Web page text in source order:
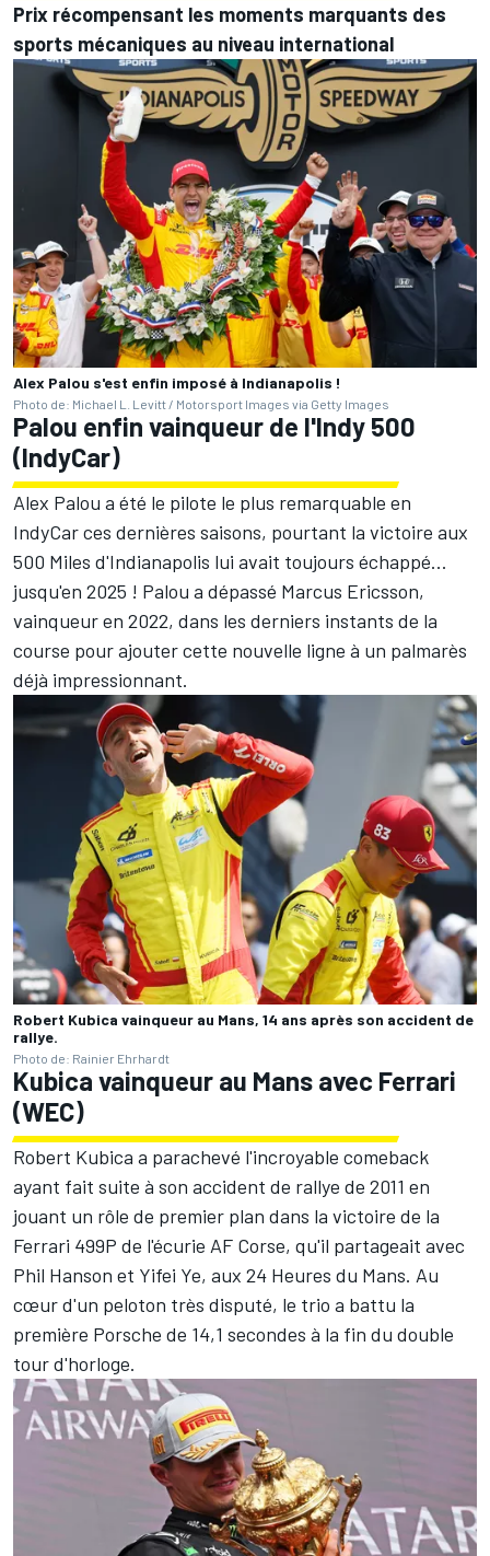
Prix récompensant les moments marquants des
sports mécaniques au niveau international
Alex Palou s'est enfin imposé à Indianapolis !
Photo de: Michael L. Levitt / Motorsport Images via Getty Images
Palou enfin vainqueur de l'Indy 500
(IndyCar)
Alex Palou a été le pilote le plus remarquable en
IndyCar ces dernières saisons, pourtant la victoire aux
500 Miles d'Indianapolis lui avait toujours échappé...
jusqu'en 2025 ! Palou a dépassé Marcus Ericsson,
vainqueur en 2022, dans les derniers instants de la
course pour ajouter cette nouvelle ligne à un palmarès
déjà impressionnant.
Robert Kubica vainqueur au Mans, 14 ans après son accident de
rallye.
Photo de: Rainier Ehrhardt
Kubica vainqueur au Mans avec Ferrari
(WEC)
Robert Kubica a parachevé l'incroyable comeback
ayant fait suite à son accident de rallye de 2011 en
jouant un rôle de premier plan dans la victoire de la
Ferrari 499P de l'écurie AF Corse, qu'il partageait avec
Phil Hanson et Yifei Ye, aux 24 Heures du Mans. Au
cœur d'un peloton très disputé, le trio a battu la
première Porsche de 14,1 secondes à la fin du double
tour d'horloge.